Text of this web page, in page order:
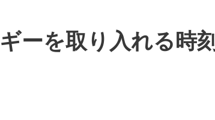
ーを取り入れる時刻